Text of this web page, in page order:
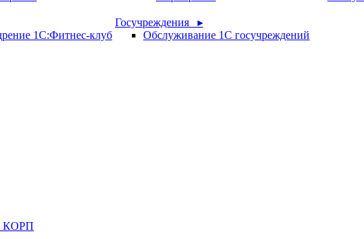
1С:Фитнес-клуб
Госучреждения ▸
Обслуживание 1С госучреждений
КОРП